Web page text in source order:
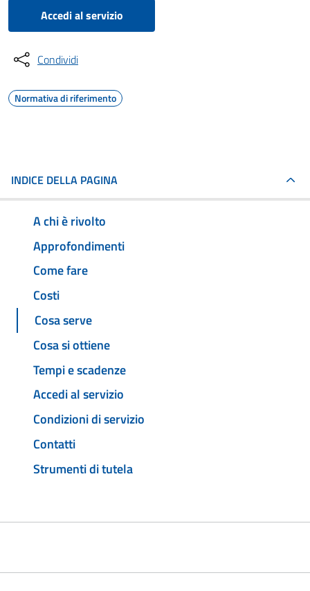
Accedi al servizio
Condividi
Normativa di riferimento
INDICE DELLA PAGINA
A chi è rivolto
Approfondimenti
Come fare
Costi
Cosa serve
Cosa si ottiene
Tempi e scadenze
Accedi al servizio
Condizioni di servizio
Contatti
Strumenti di tutela